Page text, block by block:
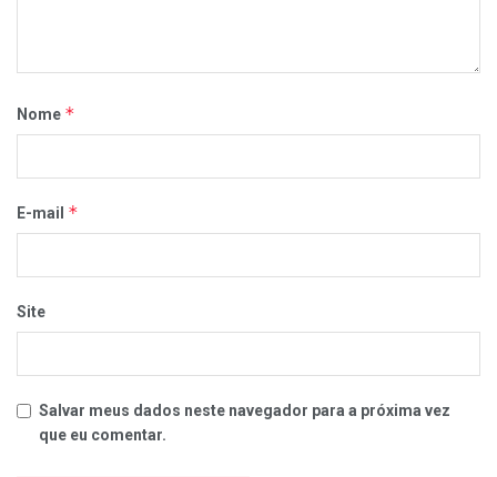
Nome *
E-mail *
Site
Salvar meus dados neste navegador para a próxima vez
que eu comentar.